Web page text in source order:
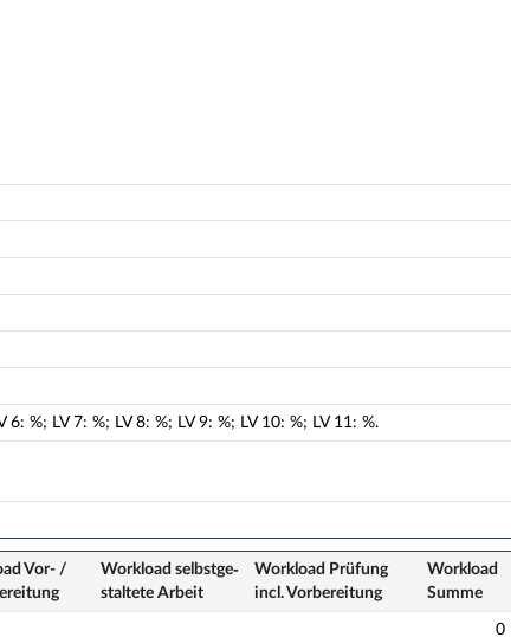
6: %; LV 7: %; LV 8: %; LV 9: %; LV 10: %; LV 11: %.
Vor- /
Workload selbstge­
staltete Arbeit
Workload Prüfung
incl. Vorbereitung
Workload
Summe
0